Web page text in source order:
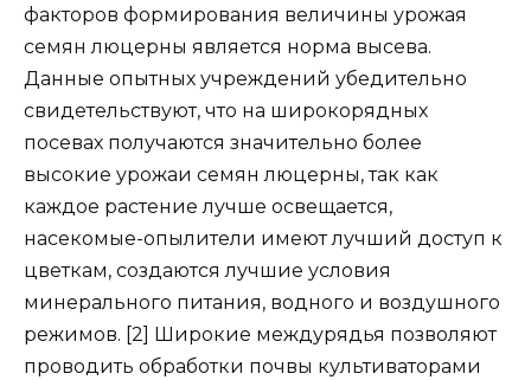
факторов формирования величины урожая
семян люцерны является норма высева.
Данные опытных учреждений убедительно
свидетельствуют, что на широкорядных
посевах получаются значительно более
высокие урожаи семян люцерны, так как
каждое растение лучше освещается,
насекомые-опылители имеют лучший доступ к
цветкам, создаются лучшие условия
минерального питания, водного и воздушного
режимов. [2] Широкие междурядья позволяют
проводить обработки почвы культиваторами